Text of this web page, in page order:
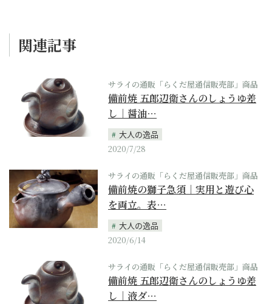
関連記事
サライの通販「らくだ屋通信販売部」商品
備前焼 五郎辺衛さんのしょうゆ差
し｜醤油…
大人の逸品
2020/7/28
サライの通販「らくだ屋通信販売部」商品
備前焼の獅子急須｜実用と遊び心
を両立。表…
大人の逸品
2020/6/14
サライの通販「らくだ屋通信販売部」商品
備前焼 五郎辺衛さんのしょうゆ差
し｜液ダ…